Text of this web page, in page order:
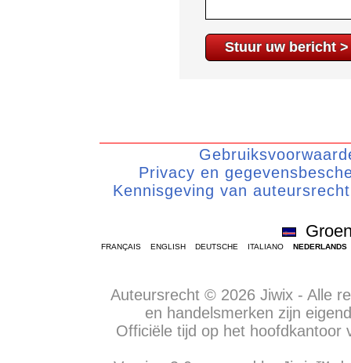
Privacy en
Kennisgeving van auteursrecht
FRANÇAIS ENGLISH DEUTSCHE ITALIANO NEDERLANDS
Auteursrecht © 2026 Jiwix - Alle
en handelsmerken zijn
Officiële tijd op het hoofdkantoor